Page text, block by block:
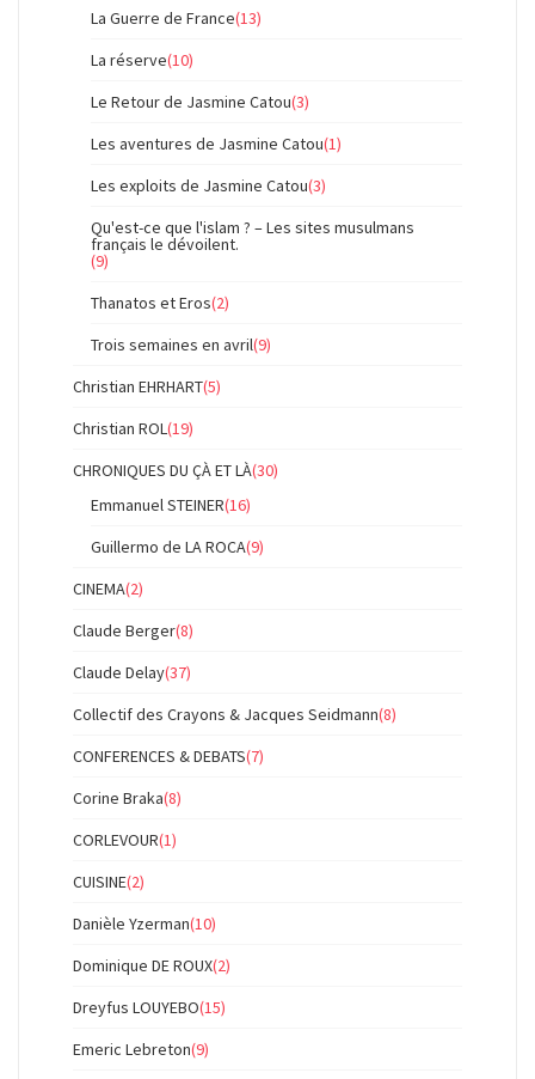
La Guerre de France(13)
La réserve(10)
Le Retour de Jasmine Catou(3)
Les aventures de Jasmine Catou(1)
Les exploits de Jasmine Catou(3)
Qu'est-ce que l'islam ? – Les sites musulmans
français le dévoilent.
(9)
Thanatos et Eros(2)
Trois semaines en avril(9)
Christian EHRHART(5)
Christian ROL(19)
CHRONIQUES DU ÇÀ ET LÀ(30)
Emmanuel STEINER(16)
Guillermo de LA ROCA(9)
CINEMA(2)
Claude Berger(8)
Claude Delay(37)
Collectif des Crayons & Jacques Seidmann(8)
CONFERENCES & DEBATS(7)
Corine Braka(8)
CORLEVOUR(1)
CUISINE(2)
Danièle Yzerman(10)
Dominique DE ROUX(2)
Dreyfus LOUYEBO(15)
Emeric Lebreton(9)